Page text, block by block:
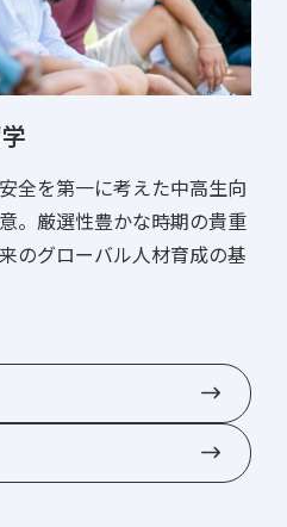
全を第一に考えた中高生向
。厳選性豊かな時期の貴重
のグローバル人材育成の基